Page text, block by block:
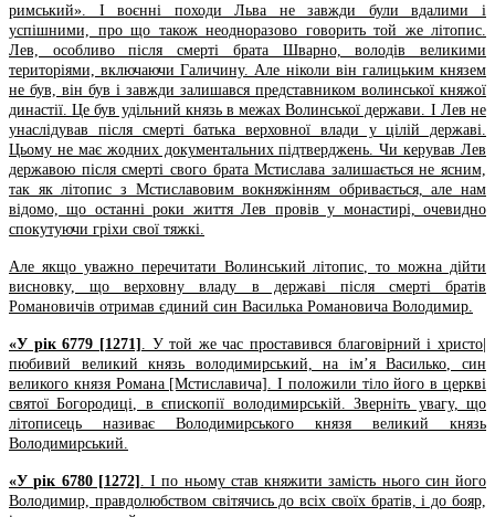
римський». І воєнні походи Льва не завжди були вдалими і
успішними, про що також неодноразово говорить той же літопис.
Лев, особливо після смерті брата Шварно, володів великими
територіями, включаючи Галичину. Але ніколи він галицьким князем
не був, він був і завжди залишався представником волинської княжої
династії. Це був удільний князь в межах Волинської держави. І Лев не
унаслідував після смерті батька верховної влади у цілій державі.
Цьому не має жодних документальних підтверджень. Чи керував Лев
державою після смерті свого брата Мстислава залишається не ясним,
так як літопис з Мстиславовим вокняжінням обривається, але нам
відомо, що останні роки життя Лев провів у монастирі, очевидно
спокутуючи гріхи свої тяжкі.
Але якщо уважно перечитати Волинський літопис, то можна дійти
висновку, що верховну владу в державі після смерті братів
Романовичів отримав єдиний син Василька Романовича Володимир.
«У рік 6779 [1271]
. У той же час проставився благовірний і христо|
пюбивий великий князь володимирський, на ім’я Василько, син
великого князя Романа [Мстиславича]. I положили тіло його в церкві
святої Богородиці, в єпископії володимирській. Зверніть увагу, що
літописець називає Володимирського князя великий князь
Володимирський.
«У рік 6780 [1272]
. I по ньому став княжити замість нього син його
Володимир, правдолюбством світячись до всіх своїх братів, і до бояр,